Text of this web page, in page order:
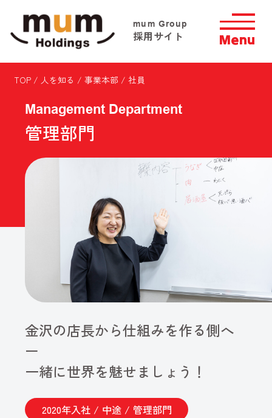
mum Group
採用サイト
TOP/ 人を知る / 事業本部 / 社員
Management Department
管理部門
金沢の店長から仕組みを作る側へ
ー
一緒に世界を魅せましょう！
2020年入社 / 中途 / 管理部門